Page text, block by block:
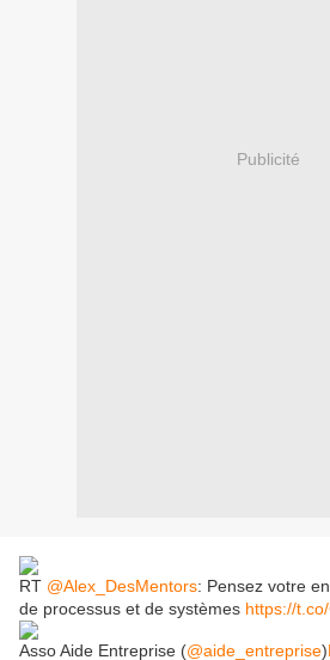
Publicité
RT @Alex_DesMentors: Pensez votre
de processus et de systèmes https://
Asso Aide Entreprise (@aide_entreprise)